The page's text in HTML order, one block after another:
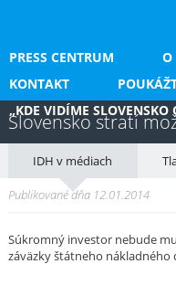
PRESS CENTRUM O
KONTAKT
„KDE VIDÍME SLOVENSKO
Slovensko stratí
IDH v médiach
Publikované dňa 12.01.2014
Súkromný investor nebude
záväzky štátneho